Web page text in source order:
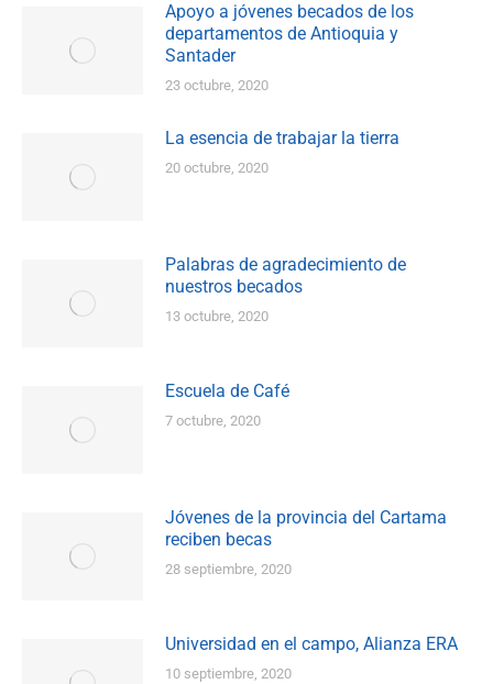
Apoyo a jóvenes becados de los
departamentos de Antioquia y
Santader
23 octubre, 2020
La esencia de trabajar la tierra
20 octubre, 2020
Palabras de agradecimiento de
nuestros becados
13 octubre, 2020
Escuela de Café
7 octubre, 2020
Jóvenes de la provincia del Cartama
reciben becas
28 septiembre, 2020
Universidad en el campo, Alianza ERA
10 septiembre, 2020